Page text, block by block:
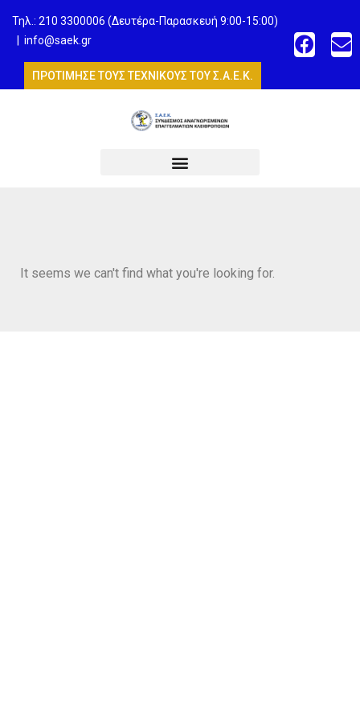
Τηλ.: 210 3300006 (Δευτέρα-Παρασκευή 9:00-15:00)
info@saek.gr
ΠΡΟΤΙΜΗΣΕ ΤΟΥΣ ΤΕΧΝΙΚΟΥΣ ΤΟΥ Σ.Α.Ε.Κ.
It seems we can't find what you're looking for.